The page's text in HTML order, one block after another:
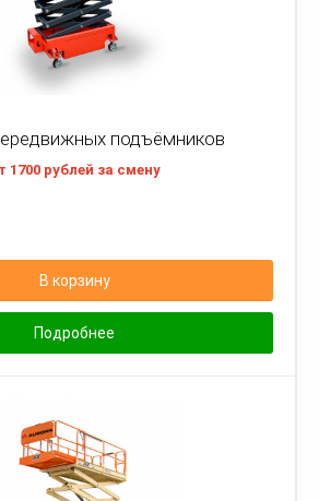
подъёмников
1700 рублей за смену
В корзину
Подробнее